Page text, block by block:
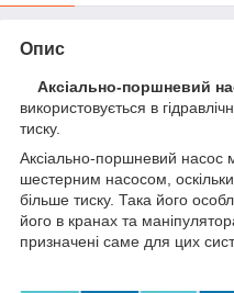
Опис
Аксіально-поршневий
використовується в
тиску.
Аксіально-поршневий насос
шестерним насосом,
більше тиску. Така його
його в кранах та
призначені саме для цих